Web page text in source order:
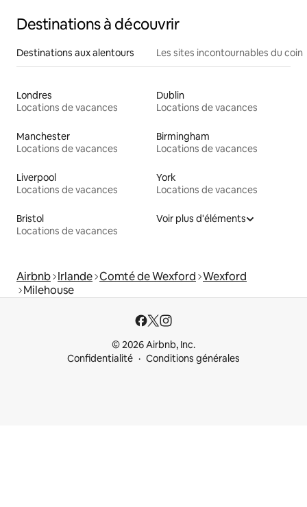
Destinations à découvrir
Destinations aux alentours Les sites incontournables du coin
Londres
Locations de vacances
Dublin
Locations de vacances
Manchester
Locations de vacances
Birmingham
Locations de vacances
Liverpool
Locations de vacances
York
Locations de vacances
Bristol
Locations de vacances
Voir plus d'éléments
Airbnb Irlande Comté de Wexford Wexford
Milehouse
© 2026 Airbnb, Inc.
Confidentialité
Conditions générales